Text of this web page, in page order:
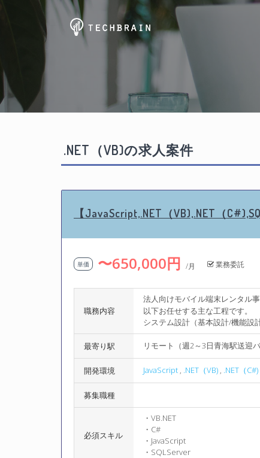
.NET（VB)の求人案件
【JavaScript,.NET（VB),.NET（
単価 〜650,000円 /月 業務委託
職務内容
法人向けモバイル端末レンタル
以下お任せする主な工程です。
システム設計（基本設計/機能設
最寄り駅 リモート（週2～3日青海駅送迎バ
開発環境 JavaScript , .NET（VB) , .NET（C#)
募集職種
必須スキル
・VB.NET
・C#
・JavaScript
・SQLServer